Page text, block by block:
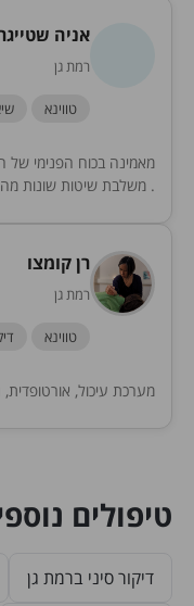
אניה
רמת גן
טווינא
מאמינה בכוח הפנימי
. משלבת שיטות שונות מה
רן קומצו
רמת גן
טווינא
מערכת עיכול,
טיפולים
דיקור סיני ברמת גן